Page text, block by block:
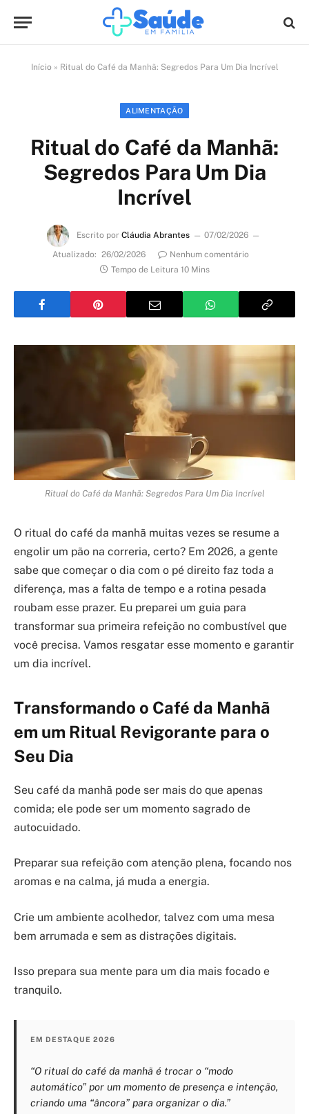
Início » Ritual do Café da Manhã: Segredos Para Um Dia Incrível
ALIMENTAÇÃO
Ritual do Café da Manhã:
Segredos Para Um Dia
Incrível
Escrito por Cláudia Abrantes
07/02/2026
Atualizado: 26/02/2026
Nenhum comentário
Tempo de Leitura 10 Mins
Ritual do Café da Manhã: Segredos Para Um Dia Incrível
O ritual do café da manhã muitas vezes se resume a
engolir um pão na correria, certo? Em 2026, a gente
sabe que começar o dia com o pé direito faz toda a
diferença, mas a falta de tempo e a rotina pesada
roubam esse prazer. Eu preparei um guia para
transformar sua primeira refeição no combustível que
você precisa. Vamos resgatar esse momento e garantir
um dia incrível.
Transformando o Café da Manhã
em um Ritual Revigorante para o
Seu Dia
Seu café da manhã pode ser mais do que apenas
comida; ele pode ser um momento sagrado de
autocuidado.
Preparar sua refeição com atenção plena, focando nos
aromas e na calma, já muda a energia.
Crie um ambiente acolhedor, talvez com uma mesa
bem arrumada e sem as distrações digitais.
Isso prepara sua mente para um dia mais focado e
tranquilo.
EM DESTAQUE 2026
“O ritual do café da manhã é trocar o “modo
automático” por um momento de presença e intenção,
criando uma “âncora” para organizar o dia.”